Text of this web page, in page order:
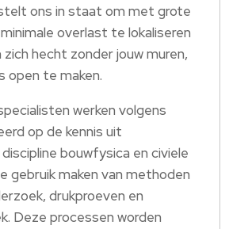
ons in staat om met grote
overlast te lokaliseren
hecht zonder jouw muren,
open te maken.
werken volgens
op de kennis uit
bouwfysica en civiele
gebruik maken van methoden
drukproeven en
Deze processen worden